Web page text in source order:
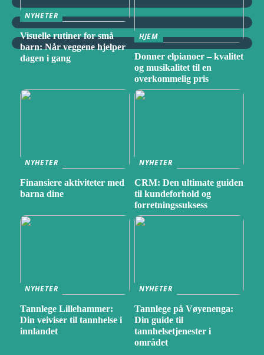
NYHETER
Visuelle rutiner for små
barn: Når veggene hjelper
dagen i gang
HJEM
Donner elpianoer – kvalitet
og musikalitet til en
overkommelig pris
NYHETER
Finansiere aktiviteter med
barna dine
NYHETER
CRM: Den ultimate guiden
til kundeforhold og
forretningssuksess
NYHETER
Tannlege Lillehammer:
Din veiviser til tannhelse i
innlandet
NYHETER
Tannlege på Vøyenenga:
Din guide til
tannhelsetjenester i
området